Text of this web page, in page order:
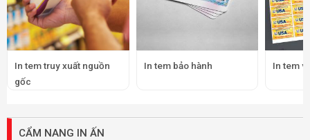
In tem truy xuất nguồn
gốc
In tem bảo hành In tem
CẨM NANG IN ẤN